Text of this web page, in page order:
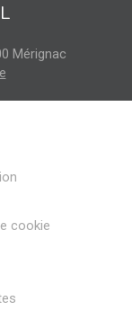
Mérignac
cookie